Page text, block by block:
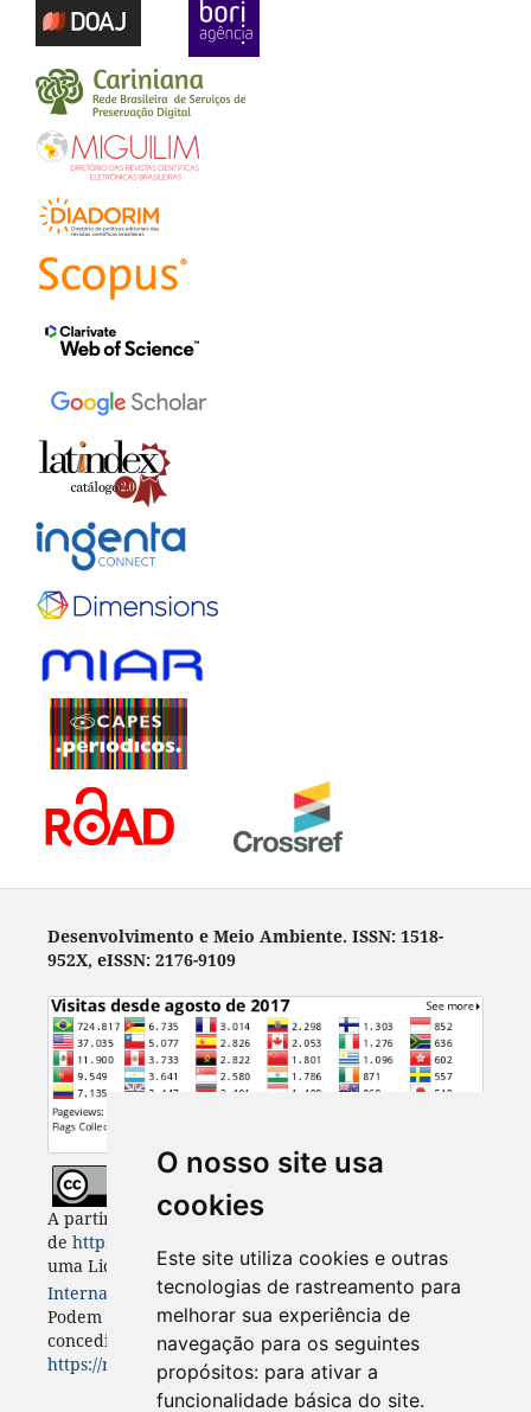
O nosso site usa
cookies
Este site utiliza cookies e outras
tecnologias de rastreamento para
melhorar sua experiência de
navegação para os seguintes
propósitos: para ativar a
funcionalidade básica do site.
Desenvolvimento e Meio Ambiente. ISSN: 1518-
952X, eISSN: 2176-9109
A partir de 2023, Desenvolvimento e Meio Ambiente
de https://revistas.ufpr.br/made
uma Licença
Creative Commons - Atribuição 4.0
Internacional . CC BY 4.0
Podem estar disponíveis autorizações adicionais às
concedidas no âmbito desta licença em
https://revistas.ufpr.br/made/about.